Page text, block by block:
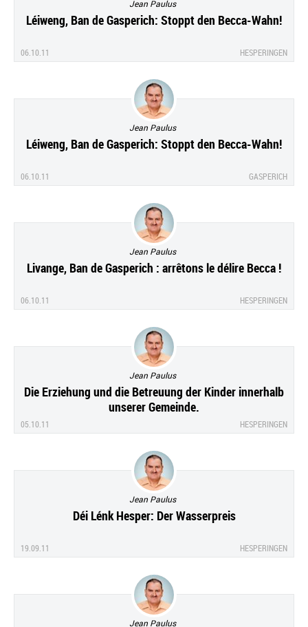
Jean Paulus
Léiweng, Ban de Gasperich: Stoppt den Becca-Wahn!
06.10.11 HESPERINGEN
Jean Paulus
Léiweng, Ban de Gasperich: Stoppt den Becca-Wahn!
06.10.11 GASPERICH
Jean Paulus
Livange, Ban de Gasperich : arrêtons le délire Becca !
06.10.11 HESPERINGEN
Jean Paulus
Die Erziehung und die Betreuung der Kinder innerhalb
unserer Gemeinde.
05.10.11 HESPERINGEN
Jean Paulus
Déi Lénk Hesper: Der Wasserpreis
19.09.11 HESPERINGEN
Jean Paulus